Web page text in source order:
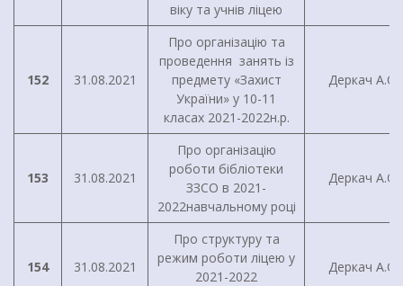
віку та учнів ліцею
152 31.08.2021
Про організацію та
проведення занять із
предмету «Захист
України» у 10-11
класах 2021-2022н.р.
Деркач А.О.
153 31.08.2021
Про організацію
роботи бібліотеки
ЗЗСО в 2021-
2022навчальному році
Деркач А.О.
154 31.08.2021
Про структуру та
режим роботи ліцею у
2021-2022
Деркач А.О.